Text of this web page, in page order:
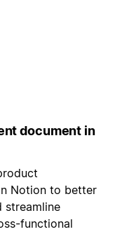
document in
Notion to better
streamline
functional